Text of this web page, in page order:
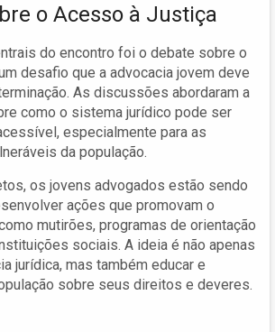
o Acesso à Justiça
do encontro foi o debate sobre o
desafio que a advocacia jovem deve
As discussões abordaram a
como o sistema jurídico pode ser
especialmente para as
da população.
os jovens advogados estão sendo
ações que promovam o
mutirões, programas de orientação
sociais. A ideia é não apenas
jurídica, mas também educar e
sobre seus direitos e deveres.